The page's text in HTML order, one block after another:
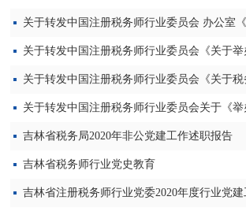
吉林省税务局2020年非公党建工作述职报告
吉林省税务师行业党史教育